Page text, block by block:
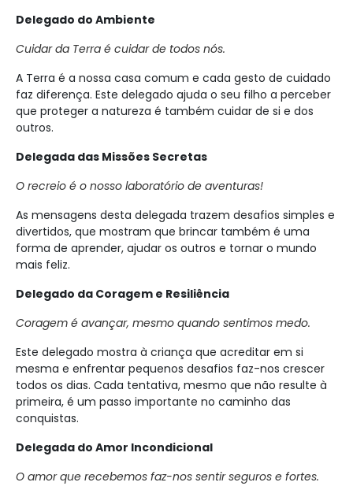
Delegado do Ambiente
Cuidar da Terra é cuidar de todos nós.
A Terra é a nossa casa comum e cada gesto de cuidado
faz diferença. Este delegado ajuda o seu filho a perceber
que proteger a natureza é também cuidar de si e dos
outros.
Delegada das Missões Secretas
O recreio é o nosso laboratório de aventuras!
As mensagens desta delegada trazem desafios simples e
divertidos, que mostram que brincar também é uma
forma de aprender, ajudar os outros e tornar o mundo
mais feliz.
Delegado da Coragem e Resiliência
Coragem é avançar, mesmo quando sentimos medo.
Este delegado mostra à criança que acreditar em si
mesma e enfrentar pequenos desafios faz-nos crescer
todos os dias. Cada tentativa, mesmo que não resulte à
primeira, é um passo importante no caminho das
conquistas.
Delegada do Amor Incondicional
O amor que recebemos faz-nos sentir seguros e fortes.